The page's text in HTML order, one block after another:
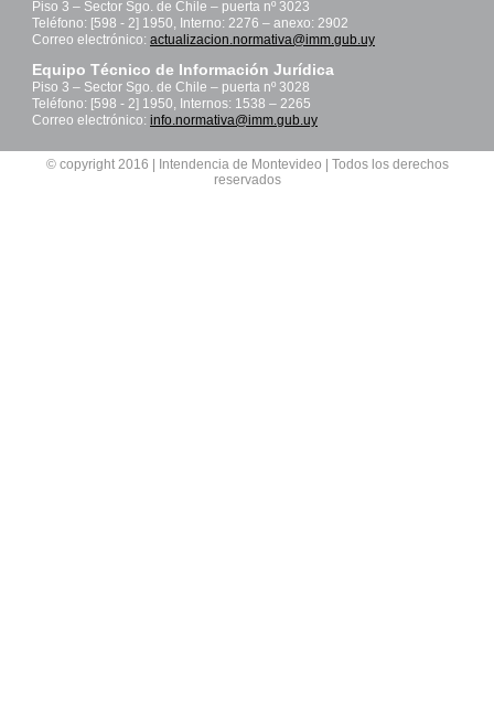
Piso 3 – Sector Sgo. de Chile – puerta nº 3023
Teléfono: [598 - 2] 1950, Interno: 2276 – anexo: 2902
Correo electrónico: actualizacion.normativa@imm.gub.uy
Equipo Técnico de Información Jurídica
Piso 3 – Sector Sgo. de Chile – puerta nº 3028
Teléfono: [598 - 2] 1950, Internos: 1538 – 2265
Correo electrónico: info.normativa@imm.gub.uy
© copyright 2016 | Intendencia de Montevideo | Todos los derechos
reservados